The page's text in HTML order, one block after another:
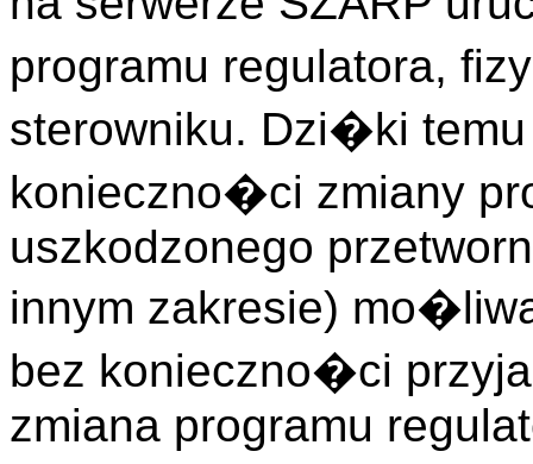
programu regulatora,
sterowniku. Dzi�ki
konieczno�ci zmiany
uszkodzonego
innym zakresie)
bez konieczno�ci
zmiana programu